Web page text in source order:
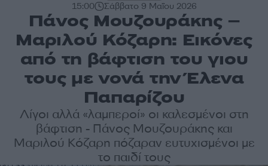
15:00 Σάββατο 9 Μαΐου 2026
Πάνος Μουζουράκης –
Μαριλού Κόζαρη: Εικόνες
από τη βάφτιση του γιου
τους με νονά την Έλενα
Παπαρίζου
Λίγοι αλλά «λαμπεροί» οι καλεσμένοι στη
βάφτιση - Πάνος Μουζουράκης και
Μαριλού Κόζαρη πόζαραν ευτυχισμένοι με
το παιδί τους